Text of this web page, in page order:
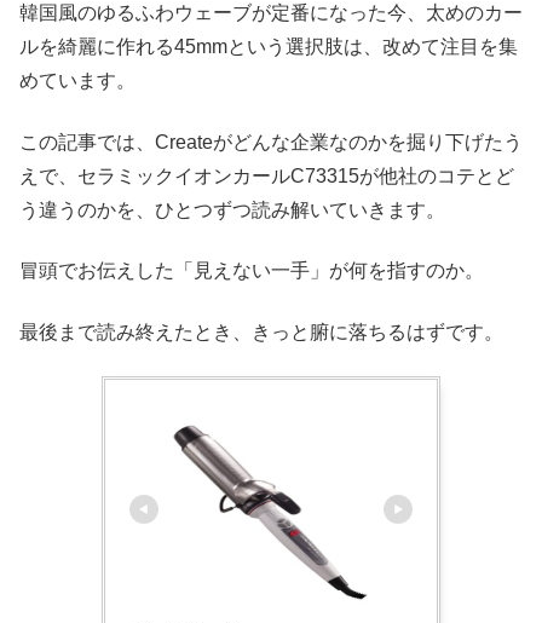
韓国風のゆるふわウェーブが定番になった今、太めのカー
ルを綺麗に作れる45mmという選択肢は、改めて注目を集
めています。
この記事では、Createがどんな企業なのかを掘り下げたう
えで、セラミックイオンカールC73315が他社のコテとど
う違うのかを、ひとつずつ読み解いていきます。
冒頭でお伝えした「見えない一手」が何を指すのか。
最後まで読み終えたとき、きっと腑に落ちるはずです。